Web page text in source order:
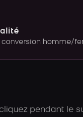
conversion homme/
pendant le